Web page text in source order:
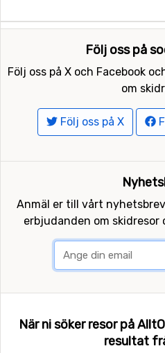
Följ oss på
Följ oss på X och Facebook
om
Följ oss på X
Anmäl er till vårt
erbjudanden om
När ni söker resor på
resultat